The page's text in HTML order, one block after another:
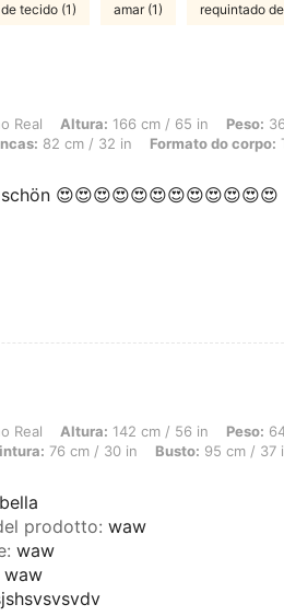
tecido (1) amar (1) requintado
Altura: 166 cm / 65 in, Peso: 36 kg / 79
Real Altura: 166 cm / 65 in Peso:
82 cm / 32 in Formato do corpo:
😍😍😍😍😍😍😍😍😍😍😍😍
Altura: 142 cm / 56 in, Peso: 64 kg / 141
Real Altura: 142 cm / 56 in Peso:
76 cm / 30 in Busto: 95 cm / 37
bella
prodotto: waw
: waw
waw